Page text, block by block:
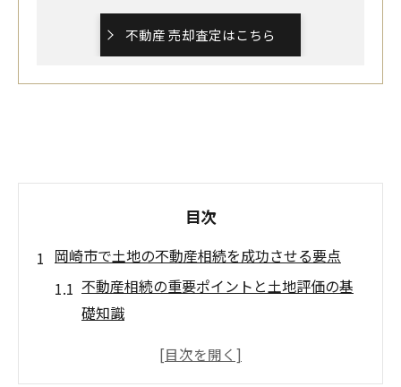
不動産 売却査定はこちら
目次
岡崎市で土地の不動産相続を成功させる要点
不動産相続の重要ポイントと土地評価の基
礎知識
岡崎市特有の不動産相続リスクへの具体策